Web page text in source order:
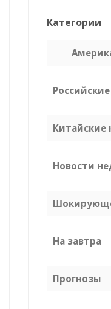
Категории
Китайские
Новости
На завтра
Прогнозы